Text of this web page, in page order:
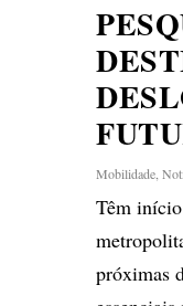
Mobilidade ,
Têm início
próximas